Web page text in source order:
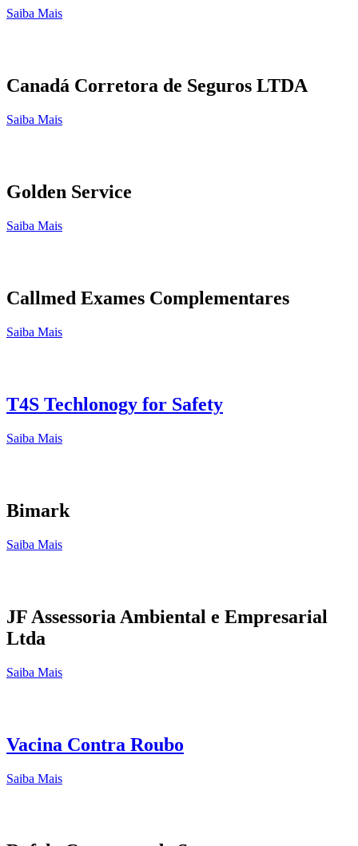
Saiba Mais
Canadá Corretora de Seguros LTDA
Saiba Mais
Golden Service
Saiba Mais
Callmed Exames Complementares
Saiba Mais
T4S Techlonogy for Safety
Saiba Mais
Bimark
Saiba Mais
JF Assessoria Ambiental e Empresarial
Ltda
Saiba Mais
Vacina Contra Roubo
Saiba Mais